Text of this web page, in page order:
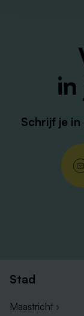
Een
Een
Waarom
Jouw
in
Schrijf je
Stad
Maastricht ›